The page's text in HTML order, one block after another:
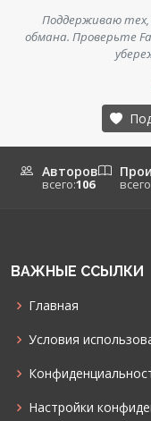
Поддерживаю
обмана. Проверьте
Авторов
всего:106
ВАЖНЫЕ ССЫЛКИ
Главная
Условия
Настройки